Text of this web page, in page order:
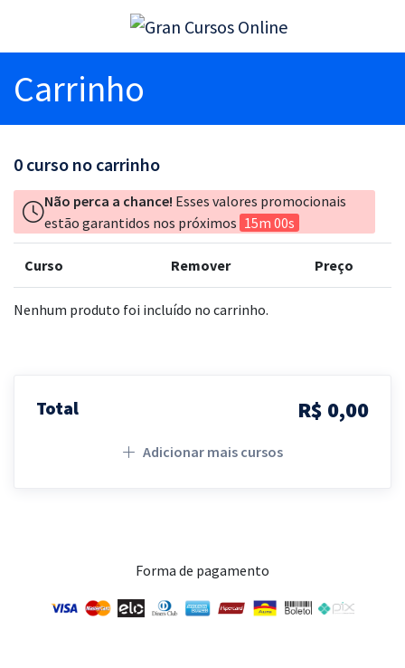
Carrinho
0 curso no carrinho
Não perca a chance! Esses valores promocionais
estão garantidos nos próximos 15m 00s
Curso Remover Preço
Nenhum produto foi incluído no carrinho.
Total R$ 0,00
Adicionar mais cursos
Forma de pagamento